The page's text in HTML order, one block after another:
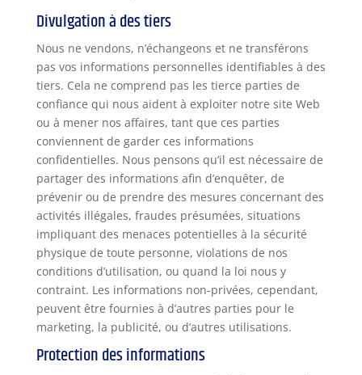
Divulgation à des tiers
Nous ne vendons, n’échangeons et ne transférons
pas vos informations personnelles identifiables à des
tiers. Cela ne comprend pas les tierce parties de
confiance qui nous aident à exploiter notre site Web
ou à mener nos affaires, tant que ces parties
conviennent de garder ces informations
confidentielles. Nous pensons qu’il est nécessaire de
partager des informations afin d’enquêter, de
prévenir ou de prendre des mesures concernant des
activités illégales, fraudes présumées, situations
impliquant des menaces potentielles à la sécurité
physique de toute personne, violations de nos
conditions d’utilisation, ou quand la loi nous y
contraint. Les informations non-privées, cependant,
peuvent être fournies à d’autres parties pour le
marketing, la publicité, ou d’autres utilisations.
Protection des informations